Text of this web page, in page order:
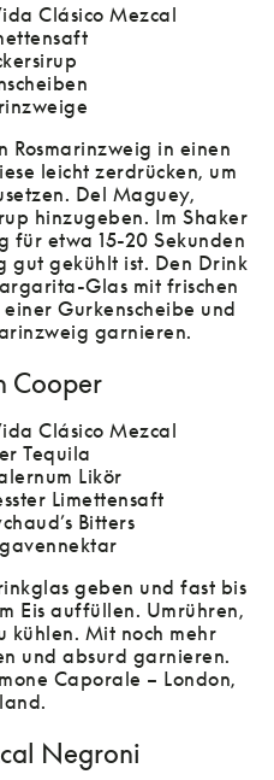
Clásico Mezcal
Rosmarinzweig in einen
leicht zerdrücken, um
Del Maguey,
hinzugeben. Im Shaker
für etwa 15-20 Sekunden
gut gekühlt ist. Den Drink
Glas mit frischen
Gurkenscheibe und
garnieren.
Cooper
Clásico Mezcal
Tequila
Likör
Limettensaft
Bitters
geben und fast bis
Eis auffüllen. Umrühren,
kühlen. Mit noch mehr
und absurd garnieren.
Caporale – London,
Negroni